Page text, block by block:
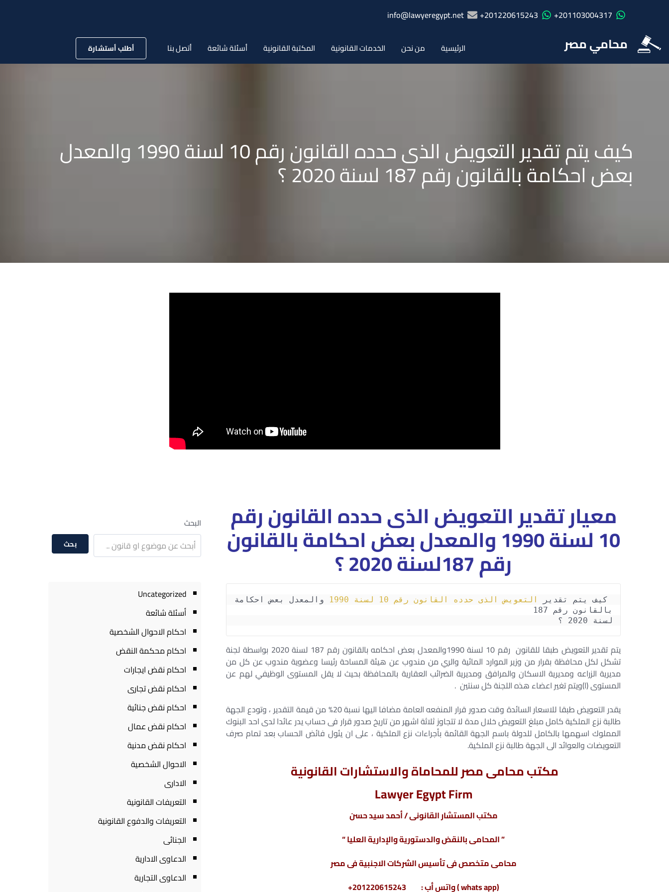
201103004317+
201220615243+
info@lawyeregypt.net
محامي مصر الرئيسية من نحن الخدمات القانونية المكتبة القانونية أسئلة شائعة أتصل بنا أطلب أستشارة
كيف يتم تقدير التعويض الذى حدده القانون رقم 10 لسنة 1990 والمعدل
بعض احكامة بالقانون رقم 187 لسنة 2020 ؟
معيار تقدير التعويض الذى حدده القانون رقم
10 لسنة 1990 والمعدل بعض احكامة بالقانون
رقم 187لسنة 2020 ؟
التعويض الذى حدده القانون رقم 10 لسنة 1990
لسنة 2020 ؟
يتم تقدير التعويض طبقا للقانون رقم 10 لسنة 1990والمعدل بعض احكامه بالقانون رقم 187 لسنة 2020 بواسطة لجنة
تشكل لكل محافظة بقرار من وزير الموارد المائية والري من مندوب عن هيئة المساحة رئيسا وعضوية مندوب عن كل من
مديرية الزراعه ومديرية الاسكان والمرافق ومديرية الضرائب العقارية بالمحافظة بحيث لا يقل المستوى الوظيفي لهم عن
المستوى (ا)ويتم تغير اعضاء هذه اللجنة كل سنتين .
يقدر التعويض طبقا للاسعار السائدة وقت صدور قرار المنفعه العامة مضافا اليها نسبة 20% من قيمة التقدير ، وتودع الجهة
طالبة نزع الملكية كامل مبلغ التعويض خلال مدة لا تتجاوز ثلاثة اشهر من تاريخ صدور قرار فى حساب يدر عائدا لدى احد البنوك
المملوك اسهمها بالكامل للدولة باسم الجهة القائمة بأجراءات نزع الملكية ، على ان يئول فائض الحساب بعد تمام صرف
التعويضات والعوائد الى الجهة طالبة نزع الملكية.
مكتب محامى مصر للمحاماة والاستشارات القانونية
Lawyer Egypt Firm
مكتب المستشار القانونى / أحمد سيد حسن
” المحامى بالنقض والدستورية والإدارية العليا “
محامى متخصص فى تأسيس الشركات الاجنبية فى مصر
(whats app ) واتس أب : 201220615243+
البحث
بحث
Uncategorized
أسئلة شائعة
احكام الاحوال الشخصية
احكام محكمة النقض
احكام نقض ايجارات
احكام نقض تجارى
احكام نقض جنائية
احكام نقض عمال
احكام نقض مدنية
الاحوال الشخصية
الادارى
التعريفات القانونية
التعريفات والدفوع القانونية
الجنائى
الدعاوى الادارية
الدعاوى التجارية